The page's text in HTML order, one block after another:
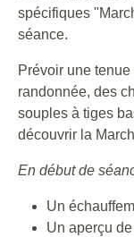
spécifiques
séance.
Prévoir une
randonnée, des
souples à tiges
découvrir la
En début de
Un
Un aperçu